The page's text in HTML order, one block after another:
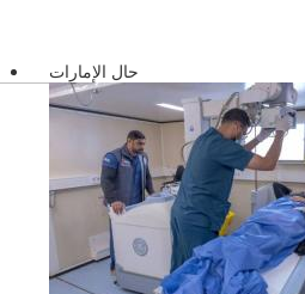
حال الإمارات